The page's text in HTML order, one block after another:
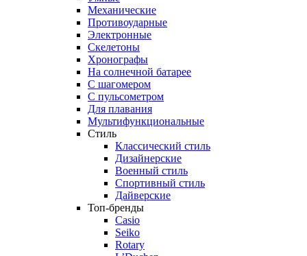
Механические
Противоударные
Электронные
Скелетоны
Хронографы
На солнечной батарее
С шагомером
С пульсометром
Для плавания
Мультифункциональные
Стиль
Классический стиль
Дизайнерские
Военный стиль
Спортивный стиль
Дайверские
Топ-бренды
Casio
Seiko
Rotary